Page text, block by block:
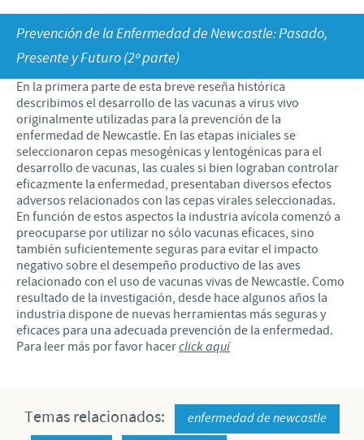
Mundo Ganadero
Mundo Porcino
Prensa
Nuestro Enfoque en la responsabilidad
Contribuciones
Programas de Apoyo Mundial
Patrocinios Científicos
TRABAJAR EN CEVA
Si querés trabajar con nosotros
Prevención de la Enfermedad de Newcastle: Pasado,
Presente y Futuro (2º parte)
En la primera parte de esta breve reseña histórica
describimos el desarrollo de las vacunas a virus vivo
originalmente utilizadas para la prevención de la
enfermedad de Newcastle. En las etapas iniciales se
seleccionaron cepas mesogénicas y lentogénicas para el
desarrollo de vacunas, las cuales si bien lograban controlar
eficazmente la enfermedad, presentaban diversos efectos
adversos relacionados con las cepas virales seleccionadas.
En función de estos aspectos la industria avícola comenzó a
preocuparse por utilizar no sólo vacunas eficaces, sino
también suficientemente seguras para evitar el impacto
negativo sobre el desempeño productivo de las aves
relacionado con el uso de vacunas vivas de Newcastle. Como
resultado de la investigación, desde hace algunos años la
industria dispone de nuevas herramientas más seguras y
eficaces para una adecuada prevención de la enfermedad.
Para leer más por favor hacerclick aquí
Temas relacionados:
enfermedad de newcastle